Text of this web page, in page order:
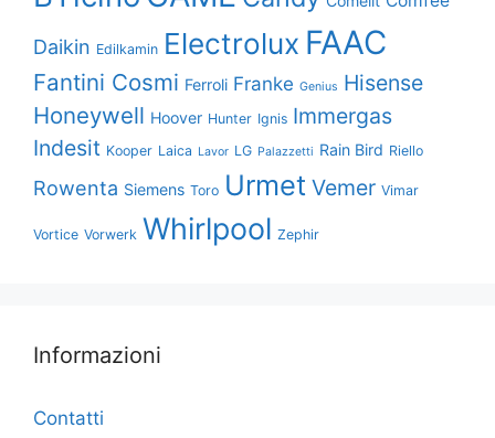
Daikin Edilkamin Electrolux FAAC
Fantini Cosmi Ferroli Franke Genius Hisense
Honeywell Hoover Hunter Ignis Immergas
Indesit Kooper Laica Lavor LG Palazzetti Rain Bird Riello
Rowenta Siemens Toro Urmet Vemer Vimar
Vortice Vorwerk Whirlpool Zephir
Informazioni
Contatti